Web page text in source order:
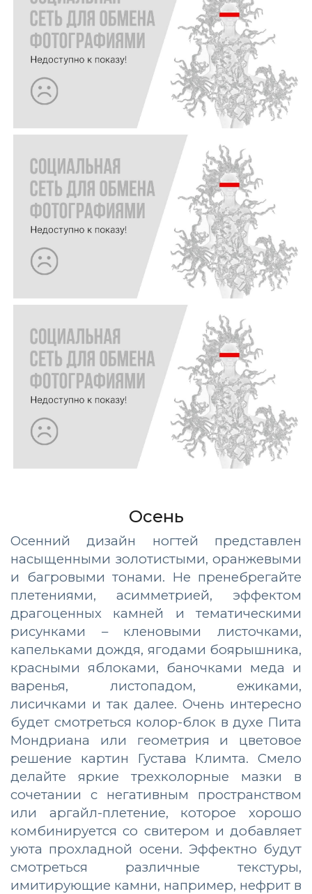
Осень
Осенний дизайн ногтей представлен
насыщенными золотистыми, оранжевыми
и багровыми тонами. Не пренебрегайте
плетениями, асимметрией, эффектом
драгоценных камней и тематическими
рисунками – кленовыми листочками,
капельками дождя, ягодами боярышника,
красными яблоками, баночками меда и
варенья, листопадом, ежиками,
лисичками и так далее. Очень интересно
будет смотреться колор-блок в духе Пита
Мондриана или геометрия и цветовое
решение картин Густава Климта. Смело
делайте яркие трехколорные мазки в
сочетании с негативным пространством
или аргайл-плетение, которое хорошо
комбинируется со свитером и добавляет
уюта прохладной осени. Эффектно будут
смотреться различные текстуры,
имитирующие камни, например, нефрит в